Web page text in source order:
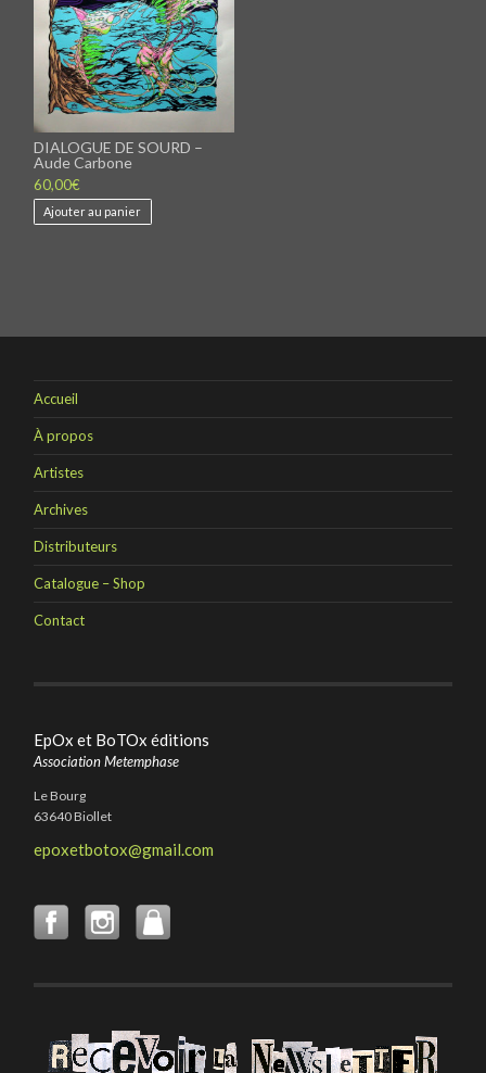
DIALOGUE DE SOURD –
Aude Carbone
60,00€
Ajouter au panier
Accueil
À propos
Artistes
Archives
Distributeurs
Catalogue – Shop
Contact
EpOx et BoTOx éditions
Association Metemphase
Le Bourg
63640 Biollet
epoxetbotox@gmail.com